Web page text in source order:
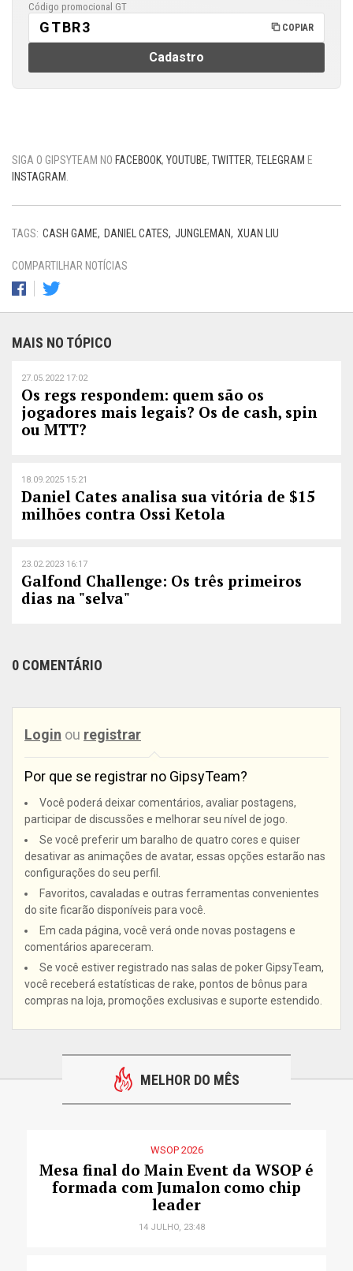
Código promocional GT
GTBR3 COPIAR
Cadastro
SIGA O GIPSYTEAM NO FACEBOOK, YOUTUBE, TWITTER, TELEGRAM E
INSTAGRAM.
TAGS: CASH GAME DANIEL CATES JUNGLEMAN XUAN LIU
COMPARTILHAR NOTÍCIAS
MAIS NO TÓPICO
27.05.2022 17:02
Os regs respondem: quem são os
jogadores mais legais? Os de cash, spin
ou MTT?
18.09.2025 15:21
Daniel Cates analisa sua vitória de $15
milhões contra Ossi Ketola
23.02.2023 16:17
Galfond Challenge: Os três primeiros
dias na "selva"
0 COMENTÁRIO
Login ou registrar
Por que se registrar no GipsyTeam?
Você poderá deixar comentários, avaliar postagens,
participar de discussões e melhorar seu nível de jogo.
Se você preferir um baralho de quatro cores e quiser
desativar as animações de avatar, essas opções estarão nas
configurações do seu perfil.
Favoritos, cavaladas e outras ferramentas convenientes
do site ficarão disponíveis para você.
Em cada página, você verá onde novas postagens e
comentários apareceram.
Se você estiver registrado nas salas de poker GipsyTeam,
você receberá estatísticas de rake, pontos de bônus para
compras na loja, promoções exclusivas e suporte estendido.
MELHOR DO MÊS
WSOP 2026
Mesa final do Main Event da WSOP é
formada com Jumalon como chip
leader
14 JULHO, 23:48